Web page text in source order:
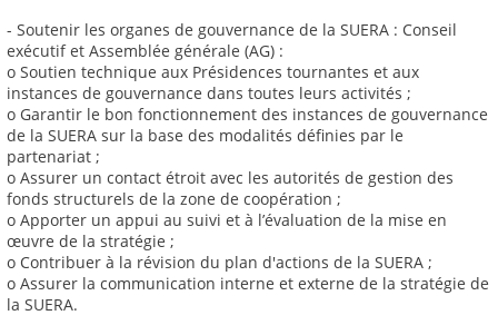
- Soutenir les organes de gouvernance de la SUERA : Conseil
exécutif et Assemblée générale (AG) :
o Soutien technique aux Présidences tournantes et aux
instances de gouvernance dans toutes leurs activités ;
o Garantir le bon fonctionnement des instances de gouvernance
de la SUERA sur la base des modalités définies par le
partenariat ;
o Assurer un contact étroit avec les autorités de gestion des
fonds structurels de la zone de coopération ;
o Apporter un appui au suivi et à l’évaluation de la mise en
œuvre de la stratégie ;
o Contribuer à la révision du plan d'actions de la SUERA ;
o Assurer la communication interne et externe de la stratégie de
la SUERA.